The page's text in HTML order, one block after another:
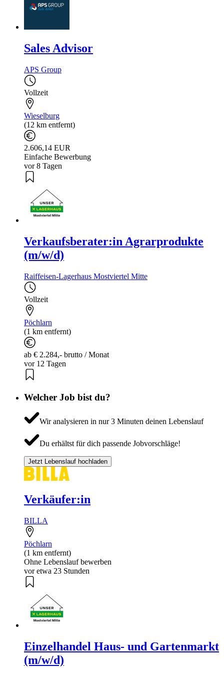
Sales Advisor
APS Group
Vollzeit
Wieselburg
(12 km entfernt)
2.606,14 EUR
Einfache Bewerbung
vor 8 Tagen
Verkaufsberater:in Agrarprodukte
(m/w/d)
Raiffeisen-Lagerhaus Mostviertel Mitte
Vollzeit
Pöchlarn
(1 km entfernt)
ab € 2.284,- brutto / Monat
vor 12 Tagen
Welcher Job bist du?
Wir analysieren in nur 3 Minuten deinen Lebenslauf
Du erhältst für dich passende Jobvorschläge!
Jetzt Lebenslauf hochladen
Verkäufer:in
BILLA
Pöchlarn
(1 km entfernt)
Ohne Lebenslauf bewerben
vor etwa 23 Stunden
Einzelhandel Haus- und Gartenmarkt
(m/w/d)